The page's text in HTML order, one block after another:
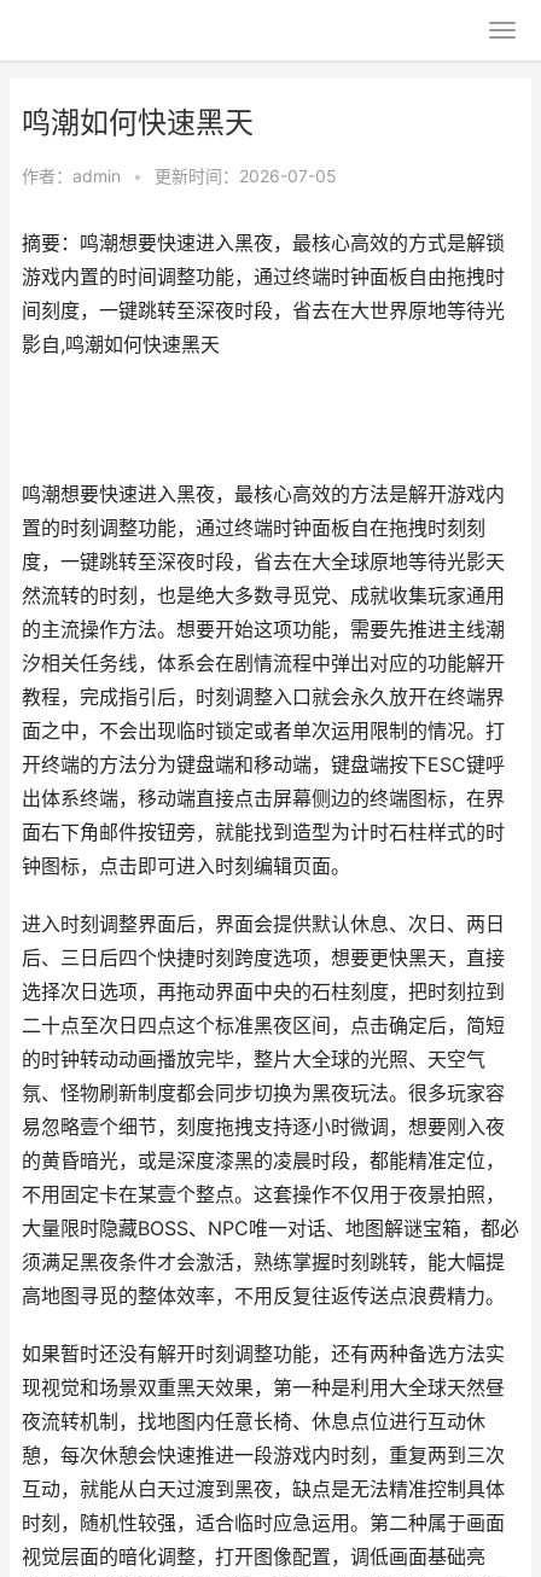
鸣潮如何快速黑天
作者： admin • 更新时间：2026-07-05
摘要：鸣潮想要快速进入黑夜，最核心高效的方式是解锁
游戏内置的时间调整功能，通过终端时钟面板自由拖拽时
间刻度，一键跳转至深夜时段，省去在大世界原地等待光
影自,鸣潮如何快速黑天
鸣潮想要快速进入黑夜，最核心高效的方法是解开游戏内
置的时刻调整功能，通过终端时钟面板自在拖拽时刻刻
度，一键跳转至深夜时段，省去在大全球原地等待光影天
然流转的时刻，也是绝大多数寻觅党、成就收集玩家通用
的主流操作方法。想要开始这项功能，需要先推进主线潮
汐相关任务线，体系会在剧情流程中弹出对应的功能解开
教程，完成指引后，时刻调整入口就会永久放开在终端界
面之中，不会出现临时锁定或者单次运用限制的情况。打
开终端的方法分为键盘端和移动端，键盘端按下ESC键呼
出体系终端，移动端直接点击屏幕侧边的终端图标，在界
面右下角邮件按钮旁，就能找到造型为计时石柱样式的时
钟图标，点击即可进入时刻编辑页面。
进入时刻调整界面后，界面会提供默认休息、次日、两日
后、三日后四个快捷时刻跨度选项，想要更快黑天，直接
选择次日选项，再拖动界面中央的石柱刻度，把时刻拉到
二十点至次日四点这个标准黑夜区间，点击确定后，简短
的时钟转动动画播放完毕，整片大全球的光照、天空气
氛、怪物刷新制度都会同步切换为黑夜玩法。很多玩家容
易忽略壹个细节，刻度拖拽支持逐小时微调，想要刚入夜
的黄昏暗光，或是深度漆黑的凌晨时段，都能精准定位，
不用固定卡在某壹个整点。这套操作不仅用于夜景拍照，
大量限时隐藏BOSS、NPC唯一对话、地图解谜宝箱，都必
须满足黑夜条件才会激活，熟练掌握时刻跳转，能大幅提
高地图寻觅的整体效率，不用反复往返传送点浪费精力。
如果暂时还没有解开时刻调整功能，还有两种备选方法实
现视觉和场景双重黑天效果，第一种是利用大全球天然昼
夜流转机制，找地图内任意长椅、休息点位进行互动休
憩，每次休憩会快速推进一段游戏内时刻，重复两到三次
互动，就能从白天过渡到黑夜，缺点是无法精准控制具体
时刻，随机性较强，适合临时应急运用。第二种属于画面
视觉层面的暗化调整，打开图像配置，调低画面基础亮